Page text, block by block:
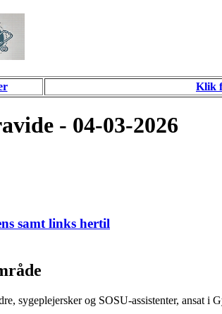
Klik
- 04-03-2026
samt links hertil
sygeplejersker og SOSU-assistenter, ansat i